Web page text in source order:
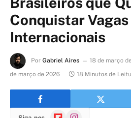
Conquistar Vagas
Internacionais
Por Gabriel Aires 18 de março
de março de 2026
18 Minutos de
FlipboardInstagram